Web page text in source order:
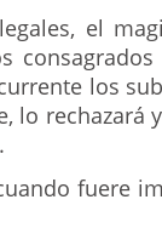
el
los
lo rechazará
fuere